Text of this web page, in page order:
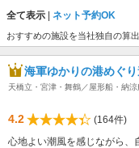
全て表示 ネット予約OK
おすすめの施設を当社独自の算
海軍ゆかりの港めぐ
天橋立・宮津・舞鶴／屋形船・納涼
4.2
(164件)
心地よい潮風を感じながら、